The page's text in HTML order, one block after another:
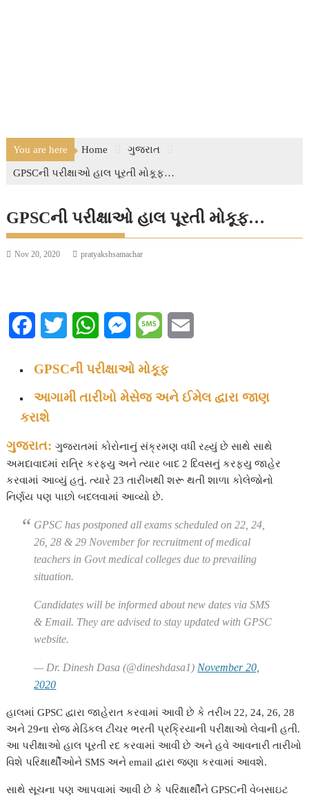
You are here Home ગુજરાત
GPSCની પરીક્ષાઓ હાલ પૂરતી મોકૂફ…
GPSCની પરીક્ષાઓ હાલ પૂરતી મોકૂફ…
Nov 20, 2020 pratyakshsamachar
c
e
o
i
t
e
r
W
a
t
p
M
s
s
n
g
M
s
s
e
i
GPSCની પરીક્ષાઓ મોકૂફ
આગામી તારીખો મેસેજ અને ઈમેલ દ્વારા જાણ
કરાશે
ગુજરાત: ગુજરાતમાં કોરોનાનું સંક્રમણ વધી રહ્યું છે સાથે સાથે
અમદાવાદમાં રાત્રિ કરફ્યુ અને ત્યાર બાદ 2 દિવસનું કરફ્યુ જાહેર
કરવામાં આવ્યું હતું. ત્યારે 23 તારીખથી શરૂ થતી શાળા કોલેજોનો
નિર્ણય પણ પાછો બદલવામાં આવ્યો છે.
GPSC has postponed all exams scheduled on 22, 24,
26, 28 & 29 November for recruitment of medical
teachers in Govt medical colleges due to prevailing
situation.
Candidates will be informed about new dates via SMS
& Email. They are advised to stay updated with GPSC
website.
— Dr. Dinesh Dasa (@dineshdasa1) November 20,
2020
હાલમાં GPSC દ્વારા જાહેરાત કરવામાં આવી છે કે તરીખ 22, 24, 26, 28
અને 29ના રોજ મેડિકલ ટીચર ભરતી પ્રક્રિયાની પરીક્ષાઓ લેવાની હતી.
આ પરીક્ષાઓ હાલ પૂરતી રદ કરવામાં આવી છે અને હવે આવનારી તારીખો
વિશે પરિક્ષાર્થીઓને SMS અને email દ્વારા જણા કરવામાં આવશે.
સાથે સૂચના પણ આપવામાં આવી છે કે પરિક્ષાર્થીને GPSCની વેબસાઇટ